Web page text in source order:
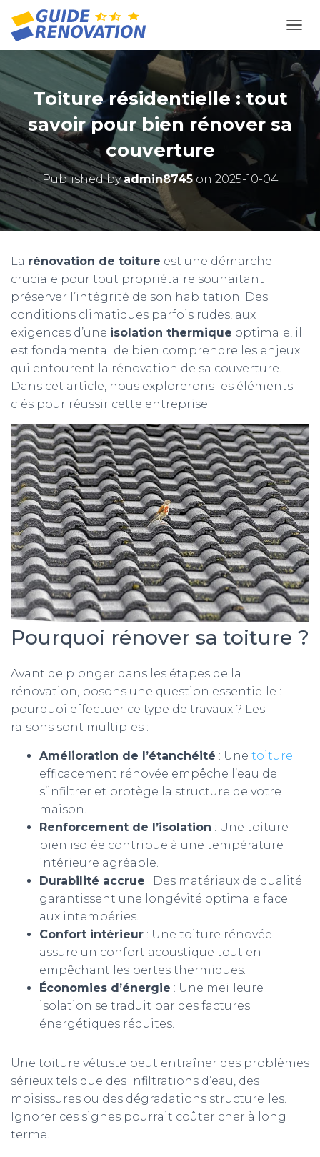
Toiture résidentielle : tout
savoir pour bien rénover sa
couverture
Published byadmin8745on 2025-10-04
La rénovation de toiture est une démarche
cruciale pour tout propriétaire souhaitant
préserver l’intégrité de son habitation. Des
conditions climatiques parfois rudes, aux
exigences d’une isolation thermique optimale, il
est fondamental de bien comprendre les enjeux
qui entourent la rénovation de sa couverture.
Dans cet article, nous explorerons les éléments
clés pour réussir cette entreprise.
Pourquoi rénover sa toiture ?
Avant de plonger dans les étapes de la
rénovation, posons une question essentielle :
pourquoi effectuer ce type de travaux ? Les
raisons sont multiples :
Amélioration de l’étanchéité : Une toiture
efficacement rénovée empêche l’eau de
s’infiltrer et protège la structure de votre
maison.
Renforcement de l’isolation : Une toiture
bien isolée contribue à une température
intérieure agréable.
Durabilité accrue : Des matériaux de qualité
garantissent une longévité optimale face
aux intempéries.
Confort intérieur : Une toiture rénovée
assure un confort acoustique tout en
empêchant les pertes thermiques.
Économies d’énergie : Une meilleure
isolation se traduit par des factures
énergétiques réduites.
Une toiture vétuste peut entraîner des problèmes
sérieux tels que des infiltrations d’eau, des
moisissures ou des dégradations structurelles.
Ignorer ces signes pourrait coûter cher à long
terme.